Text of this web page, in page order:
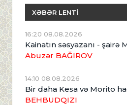
XƏBƏR LENTİ
16:20 08.08.2026
Kainatın səsyazanı - şairə
Abuzər BAĞIROV
14:10 08.08.2026
Bir daha Kesa və Morito
BEHBUDQIZI